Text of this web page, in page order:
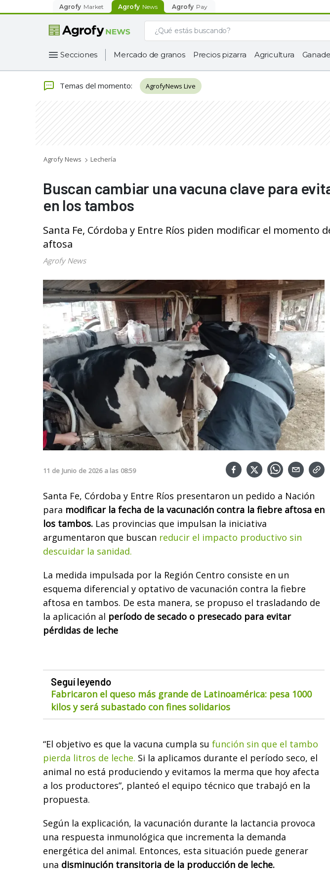
Agrofy Market Agrofy News Agrofy Pay
Secciones Mercado de granos Precios pizarra Agricultura
Temas del momento: AgrofyNews Live
Agrofy News Lechería
Buscan cambiar una vacuna clave para
en los tambos
Santa Fe, Córdoba y Entre Ríos piden modificar el momento
aftosa
Agrofy News
11 de Junio de 2026 a las 08:59
Santa Fe, Córdoba y Entre Ríos presentaron un pedido a Nación
para modificar la fecha de la vacunación contra la fiebre aftosa en
los tambos. Las provincias que impulsan la iniciativa
argumentaron que buscan reducir el impacto productivo sin
descuidar la sanidad.
La medida impulsada por la Región Centro consiste en un
esquema diferencial y optativo de vacunación contra la fiebre
aftosa en tambos. De esta manera, se propuso el trasladando de
la aplicación al período de secado o presecado para evitar
pérdidas de leche
Seguí leyendo
Fabricaron el queso más grande de Latinoamérica: pesa 1000
kilos y será subastado con fines solidarios
“El objetivo es que la vacuna cumpla su función sin que el tambo
pierda litros de leche. Si la aplicamos durante el período seco, el
animal no está produciendo y evitamos la merma que hoy afecta
a los productores”, planteó el equipo técnico que trabajó en la
propuesta.
Según la explicación, la vacunación durante la lactancia provoca
una respuesta inmunológica que incrementa la demanda
energética del animal. Entonces, esta situación puede generar
una disminución transitoria de la producción de leche.